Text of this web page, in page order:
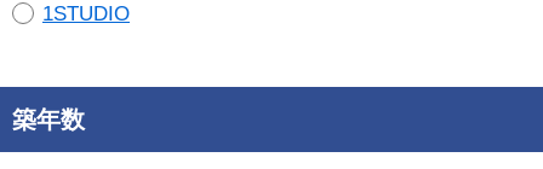
1STUDIO
築年数